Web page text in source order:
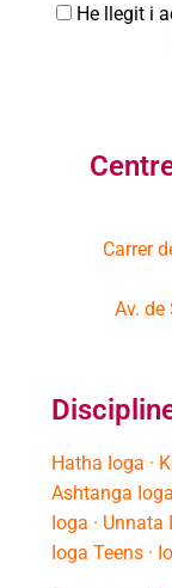
He llegit i
Carrer
Av. de
Hatha Ioga ·
Ashtanga
Ioga · Unnata
Ioga Teens ·